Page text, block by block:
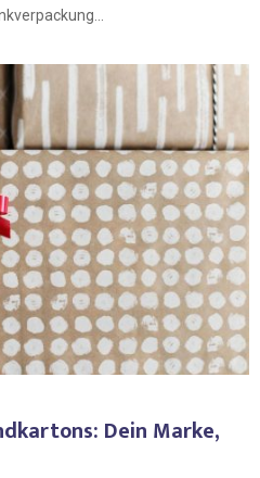
Dein Marke,